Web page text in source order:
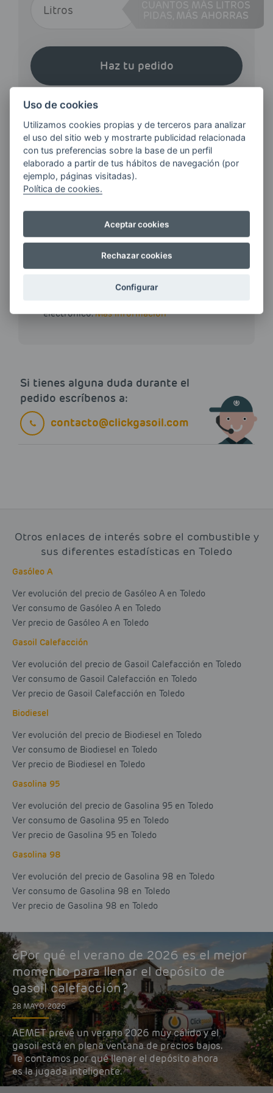
CUANTOS MÁS LITROS
MÁS AHORRAS
Haz tu pedido
¿QUIERES ESTAR AL DÍA DE
LAS
ÚLTIMAS NOVEDADES?
Quiero recibir las últimas novedades de AVIA
electrónico.Más información
Si tienes alguna duda durante el
pedido escríbenos a:
contacto@clickgasoil.com
Otros enlaces de interés sobre el combustible y
sus diferentes estadísticas en Toledo
Gasóleo A
Ver evolución del precio de Gasóleo A en Toledo
Ver consumo de Gasóleo A en Toledo
Ver precio de Gasóleo A en Toledo
Gasoil Calefacción
Ver evolución del precio de Gasoil Calefacción en Toledo
Ver consumo de Gasoil Calefacción en Toledo
Ver precio de Gasoil Calefacción en Toledo
Biodiesel
Ver evolución del precio de Biodiesel en Toledo
Ver consumo de Biodiesel en Toledo
Ver precio de Biodiesel en Toledo
Gasolina 95
Ver evolución del precio de Gasolina 95 en Toledo
Ver consumo de Gasolina 95 en Toledo
Ver precio de Gasolina 95 en Toledo
Gasolina 98
Ver evolución del precio de Gasolina 98 en Toledo
Ver consumo de Gasolina 98 en Toledo
Ver precio de Gasolina 98 en Toledo
¿Por qué el verano de 2026 es el mejor
momento para llenar el depósito de
gasoil calefacción?
28 MAYO, 2026
AEMET prevé un verano 2026 muy cálido y el
gasoil está en plena ventana de precios bajos.
Te contamos por qué llenar el depósito ahora
es la jugada inteligente.
Uso de cookies
Utilizamos cookies propias y de terceros para analizar
el uso del sitio web y mostrarte publicidad relacionada
con tus preferencias sobre la base de un perfil
elaborado a partir de tus hábitos de navegación (por
ejemplo, páginas visitadas).
Política de cookies.
Aceptar cookies
Rechazar cookies
Configurar